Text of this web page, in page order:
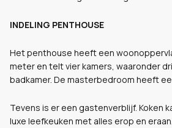
INDELING PENTHOUSE
Het penthouse heeft een
meter en telt vier kamers, waaronder
badkamer. De masterbedroom heeft
Tevens is er een gastenverblijf. Koken
luxe leefkeuken met alles erop en